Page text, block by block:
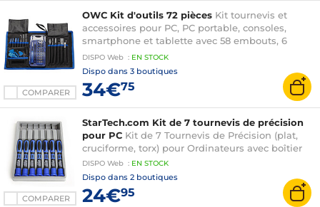
COMPARER
OWC Kit d'outils 72 pièces Kit tournevis et
accessoires pour PC, PC portable, consoles,
smartphone et tablette avec 58 embouts, 6
embouts tourne-écrous, outils d'ouverture,
ventouse pour écran, médiator et cutter
DISPO Web : EN STOCK
Dispo dans 3 boutiques
34€75
COMPARER
StarTech.com Kit de 7 tournevis de précision
pour PC Kit de 7 Tournevis de Précision (plat,
cruciforme, torx) pour Ordinateurs avec boîtier
DISPO Web : EN STOCK
Dispo dans 2 boutiques
24€95